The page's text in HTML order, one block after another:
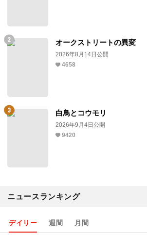
オークストリートの異変
2026年8月14日公開
4658
白鳥とコウモリ
2026年9月4日公開
9420
ニュースランキング
デイリー 週間 月間